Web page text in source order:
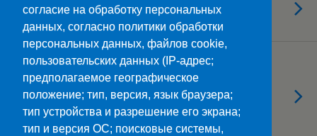
Урок по кибербезопасности
27.10.2025
Просмотр фильма «Терроризм за
кадром»: шаг к осознанному
будущему
согласие на обработку персональных
данных, согласно политики обработки
персональных данных, файлов cookie,
пользовательских данных (IP-адрес;
предполагаемое географическое
положение; тип, версия, язык браузера;
тип устройства и разрешение его экрана;
тип и версия ОС; поисковые системы,